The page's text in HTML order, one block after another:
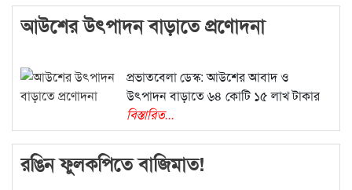
আউশের উৎপাদন বাড়াতে প্রণোদনা
প্রভাতবেলা ডেস্ক: আউশের আবাদ ও
উৎপাদন বাড়াতে ৬৪ কোটি ১৫ লাখ টাকার
বিস্তারিত...
রঙিন ফুলকপিতে বাজিমাত!